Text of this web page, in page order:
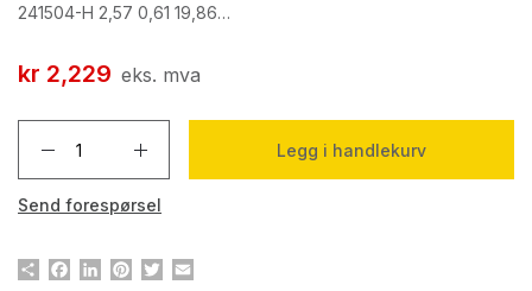
241504-H 2,57 0,61 19,86…
kr 2,229 eks. mva
Legg i handlekurv
Send forespørsel
Del Facebook
LinkedInPinterestTwitter